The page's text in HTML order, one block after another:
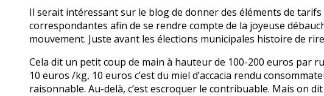
Il serait intéressant sur le blog de donner des éléments de
correspondantes afin de se rendre compte de la joyeuse
mouvement. Juste avant les élections municipales histoire de
Cela dit un petit coup de main à hauteur de 100-200 euros par
10 euros /kg, 10 euros c’est du miel d’accacia rendu
raisonnable. Au-delà, c’est escroquer le contribuable. Mais on